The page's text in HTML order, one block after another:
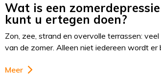
Wat is een
kunt u ertegen doen?
Zon, zee, strand en overvolle terrassen:
van de zomer. Alleen niet iedereen wordt er
Meer